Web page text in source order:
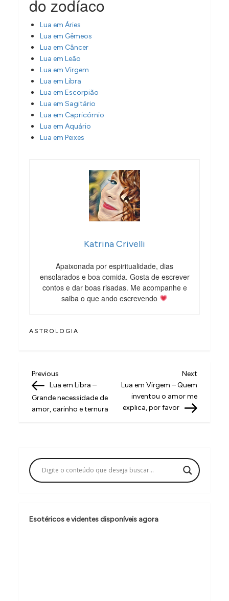
do zodíaco
Lua em Áries
Lua em Gêmeos
Lua em Câncer
Lua em Leão
Lua em Virgem
Lua em Libra
Lua em Escorpião
Lua em Sagitário
Lua em Capricórnio
Lua em Aquário
Lua em Peixes
Katrina Crivelli
Apaixonada por espiritualidade, dias
ensolarados e boa comida. Gosta de escrever
contos e dar boas risadas. Me acompanhe e
saiba o que ando escrevendo
ASTROLOGIA
N
a
v
a
ç
o
d
Previous
Post
Previous
Lua em Libra –
Grande necessidade de
amor, carinho e ternura
Next
Post
Next
Lua em Virgem – Quem
inventou o amor me
explica, por favor
Esotéricos e videntes disponíveis agora